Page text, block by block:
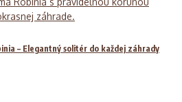
– Elegantný solitér do každej záhrady